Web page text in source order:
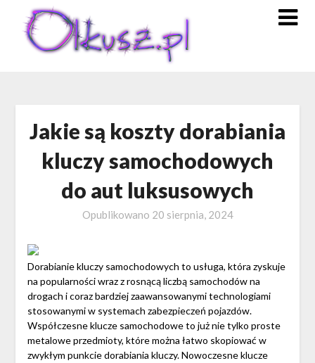
content
Jakie są koszty dorabiania
kluczy samochodowych
do aut luksusowych
Opublikowano 20 sierpnia, 2024
Dorabianie kluczy samochodowych to usługa, która zyskuje
na popularności wraz z rosnącą liczbą samochodów na
drogach i coraz bardziej zaawansowanymi technologiami
stosowanymi w systemach zabezpieczeń pojazdów.
Współczesne klucze samochodowe to już nie tylko proste
metalowe przedmioty, które można łatwo skopiować w
zwykłym punkcie dorabiania kluczy. Nowoczesne klucze